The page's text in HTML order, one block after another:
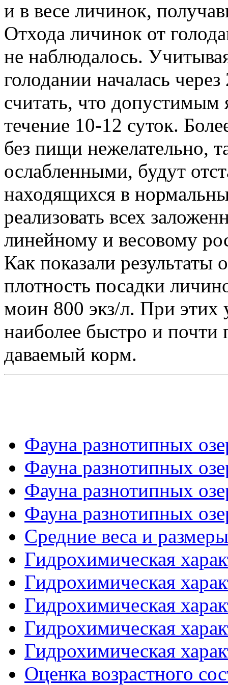
и в весе личинок,
Отхода личинок от
не наблюдалось.
голодании началась
считать, что допустимым
течение 10-12 суток.
без пищи нежелательно,
ослабленными, будут
находящихся в
реализовать всех
линейному и весовому
Как показали результаты
плотность посадки
моин 800 экз/л. При этих
наиболее быстро и
даваемый корм.
Фауна разнотипных
Фауна разнотипных
Фауна разнотипных
Фауна разнотипных
Средние веса и
Гидрохимическая
Гидрохимическая
Гидрохимическая
Гидрохимическая
Гидрохимическая
Оценка возрастного